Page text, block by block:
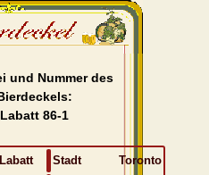
und Nummer des
Labatt 86-1
Labatt Stadt
Toronto